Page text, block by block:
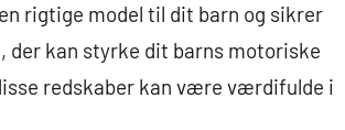
rigtige model til dit barn og sikrer
der kan styrke dit barns motoriske
redskaber kan være værdifulde i